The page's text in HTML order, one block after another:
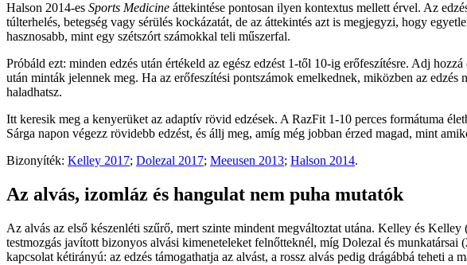
Halson 2014-es Sports Medicine áttekintése pontosan ilyen kontextus mellett érvel. Az
túlterhelés, betegség vagy sérülés kockázatát, de az áttekintés azt is megjegyzi, hogy
hasznosabb, mint egy szétszórt számokkal teli műszerfal.
Próbáld ezt: minden edzés után értékeld az egész edzést 1-től 10-ig erőfeszítésre. Adj
után minták jelennek meg. Ha az erőfeszítési pontszámok emelkednek, miközben az
haladhatsz.
Itt keresik meg a kenyerüket az adaptív rövid edzések. A RazFit 1-10 perces formátuma
Sárga napon végezz rövidebb edzést, és állj meg, amíg még jobban érzed magad, mint
Bizonyíték: Kelley 2017; Dolezal 2017; Meeusen 2013; Halson 2014.
Az alvás, izomláz és hangulat nem puha mutatók
Az alvás az első készenléti szűrő, mert szinte mindent megváltoztat utána. Kelley és
testmozgás javított bizonyos alvási kimeneteleket felnőtteknél, míg Dolezal és
kapcsolat kétirányú: az edzés támogathatja az alvást, a rossz alvás pedig drágábbá teheti a